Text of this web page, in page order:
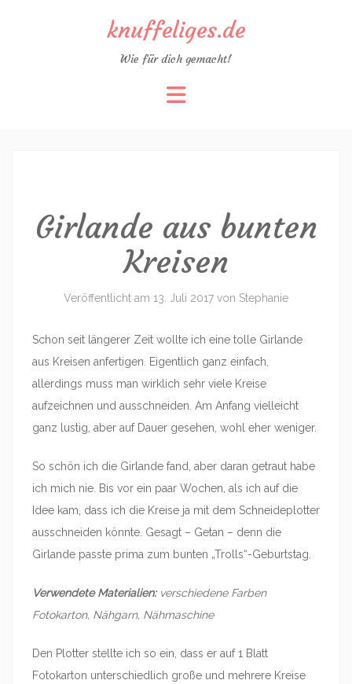
knuffeliges.de
Wie für dich gemacht!
Girlande aus bunten
Kreisen
Veröffentlicht am 13. Juli 2017 von Stephanie
Schon seit längerer Zeit wollte ich eine tolle Girlande
aus Kreisen anfertigen. Eigentlich ganz einfach,
allerdings muss man wirklich sehr viele Kreise
aufzeichnen und ausschneiden. Am Anfang vielleicht
ganz lustig, aber auf Dauer gesehen, wohl eher weniger.
So schön ich die Girlande fand, aber daran getraut habe
ich mich nie. Bis vor ein paar Wochen, als ich auf die
Idee kam, dass ich die Kreise ja mit dem Schneideplotter
ausschneiden könnte. Gesagt – Getan – denn die
Girlande passte prima zum bunten „Trolls“-Geburtstag.
Verwendete Materialien: verschiedene Farben
Fotokarton, Nähgarn, Nähmaschine
Den Plotter stellte ich so ein, dass er auf 1 Blatt
Fotokarton unterschiedlich große und mehrere Kreise